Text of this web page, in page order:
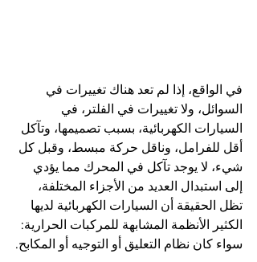
في الواقع، إذا لم تعد هناك تغييرات في
السوائل، ولا تغييرات في الفلتر، في
السيارات الكهربائية، بسبب تصميمها، وتآكل
أقل للفرامل، وناقل حركة مبسط، وقبل كل
شيء، لا يوجد تآكل في المحرك مما يؤدي
إلى استبدال العديد من الأجزاء المختلفة،
تظل الحقيقة أن السيارات الكهربائية لديها
الكثير الأنظمة المشابهة للمركبات الحرارية:
سواء كان نظام التعليق أو التوجيه أو المكابح.